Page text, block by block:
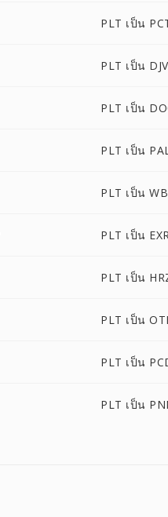
PLT เป็น
PLT เป็น
PLT เป็น
PLT เป็น
PLT เป็น
PLT เป็น
PLT เป็น
PLT เป็น
PLT เป็น
PLT เป็น